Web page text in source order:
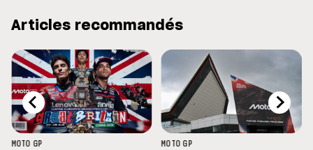
Articles recommandés
MOTO GP
MOTO GP